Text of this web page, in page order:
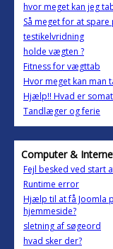
hvor meget kan jeg
Så meget for at spare
testikelvridning
holde vægten ?
Fitness for vægttab
Hvor meget kan man
Hjælp!! Hvad er
Tandlæger og ferie
Computer &
Fejl besked ved start
Runtime error
Hjælp til at få Joomla
hjemmeside?
sletning af søgeord
hvad sker der?